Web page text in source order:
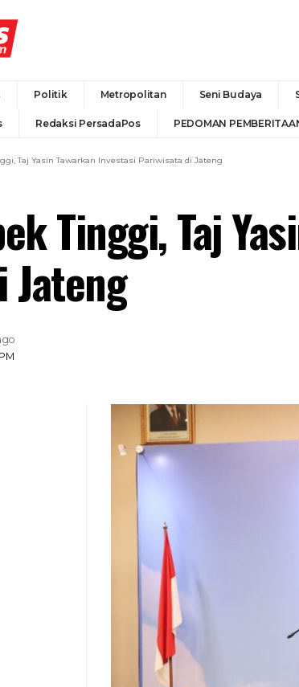
Politik Metropolitan Seni Budaya
Redaksi PersadaPos PEDOMAN
Taj Yasin Tawarkan Investasi Pariwisata di Jateng
Tinggi, Taj
Jateng